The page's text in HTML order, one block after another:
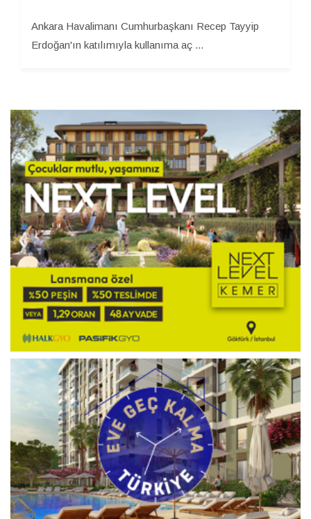
Ankara Havalimanı Cumhurbaşkanı Recep Tayyip
Erdoğan'ın katılımıyla kullanıma aç ...